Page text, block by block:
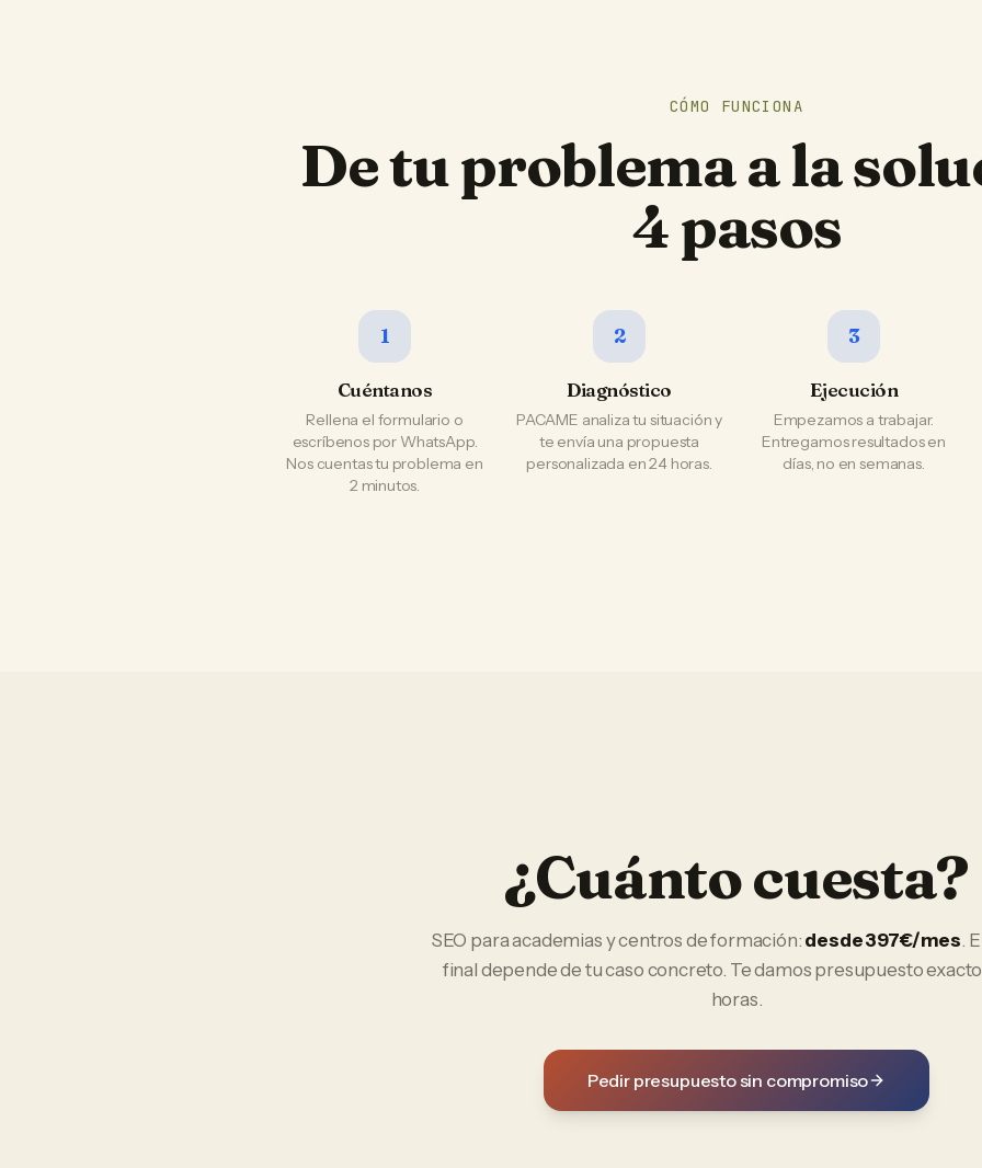
CÓMO FUNCIONA
De tu problema a la
4 pasos
1
Cuéntanos
Rellena el formulario o
escríbenos por WhatsApp.
Nos cuentas tu problema en
2 minutos.
2
Diagnóstico
PACAME analiza tu situación y
te envía una propuesta
personalizada en 24 horas.
3
Ejecución
Empezamos a trabajar.
Entregamos resultados en
días, no en semanas.
¿Cuánto cuesta?
SEO paraacademias y centros de formación: desde 397€/mes.
final depende de tu caso concreto. Te damos presupuesto
horas.
Pedir presupuesto sin compromiso